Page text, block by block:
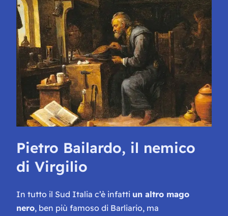
Pietro Bailardo, il nemico
di Virgilio
In tutto il Sud Italia c’è infatti un altro mago
nero, ben più famoso di Barliario, ma